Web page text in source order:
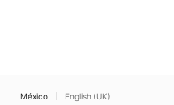
México English (UK)